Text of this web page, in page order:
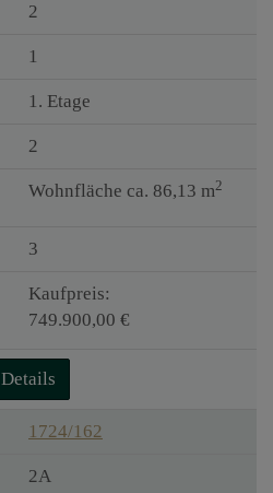
2
1
1. Etage
2
Wohnfläche ca. 86,13 m2
3
Kaufpreis:
749.900,00 €
Details
1724/162
2A